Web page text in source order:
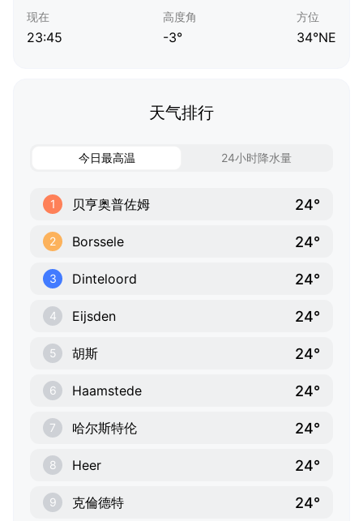
现在
23:45
高度角
-3°
方位
34°NE
天气排行
今日最高温 24小时降水量
1 贝亨奥普佐姆 24°
2 Borssele 24°
3 Dinteloord 24°
4 Eijsden 24°
5 胡斯 24°
6 Haamstede 24°
7 哈尔斯特伦 24°
8 Heer 24°
9 克倫德特 24°